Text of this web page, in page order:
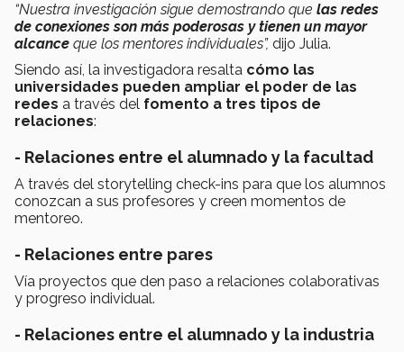
“Nuestra investigación sigue demostrando que las redes
de conexiones son más poderosas y tienen un mayor
alcance que los mentores individuales”, dijo Julia.
Siendo así, la investigadora resalta cómo las
universidades pueden ampliar el poder de las
redes a través del fomento a tres tipos de
relaciones:
- Relaciones entre el alumnado y la facultad
A través del storytelling check-ins para que los alumnos
conozcan a sus profesores y creen momentos de
mentoreo.
- Relaciones entre pares
Vía proyectos que den paso a relaciones colaborativas
y progreso individual.
- Relaciones entre el alumnado y la industria